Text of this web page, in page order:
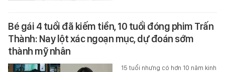
Bé gái 4 tuổi đã kiếm tiền, 10 tuổi đóng phim Trấn
Thành: Nay lột xác ngoạn mục, dự đoán sớm
thành mỹ nhân
15 tuổi nhưng có hơn 10 năm kinh